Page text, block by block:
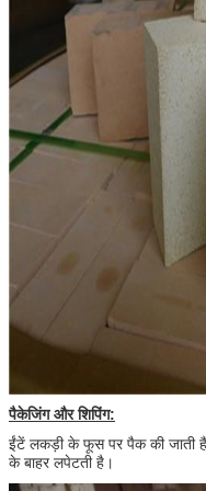
पैकेजिंग और शिपिंग:
ईंटें लकड़ी के फूस पर पैक की जाती
के बाहर लपेटती है।